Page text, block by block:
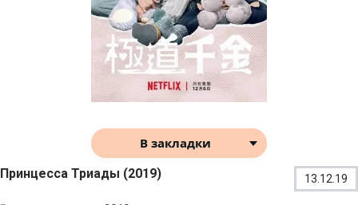
В закладки
Принцесса Триады (2019) 13.12.19